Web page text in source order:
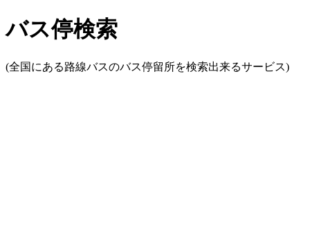
バス停検索
(全国にある路線バスのバス停留所を検索出来るサービス)